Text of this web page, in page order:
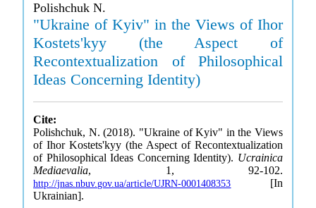
Polishchuk N.
"Ukraine of Kyiv" in the Views of Ihor
Kostets'kyy (the Aspect of
Recontextualization of Philosophical
Ideas Concerning Identity)
Cite:
Polishchuk, N. (2018). "Ukraine of Kyiv" in the Views
of Ihor Kostets'kyy (the Aspect of Recontextualization
of Philosophical Ideas Concerning Identity). Ucrainica
Mediaevalia, 1, 92-102.
http://jnas.nbuv.gov.ua/article/UJRN-0001408353 [In
Ukrainian].